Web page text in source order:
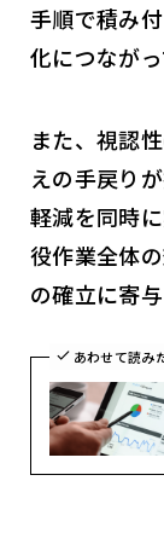
手順で積み
化につながっ
また、視認
えの手戻り
軽減を同時
役作業全体
の確立に寄与
あわせて読み